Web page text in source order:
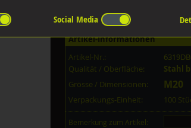
Artikel-Informationen
Artikel-Nr.:
Qualität / Oberfläche:
Stahl
Grösse / Dimensionen:
M20
Verpackungs-Einheit: 100
Bemerkung zum Artikel:
Social Media